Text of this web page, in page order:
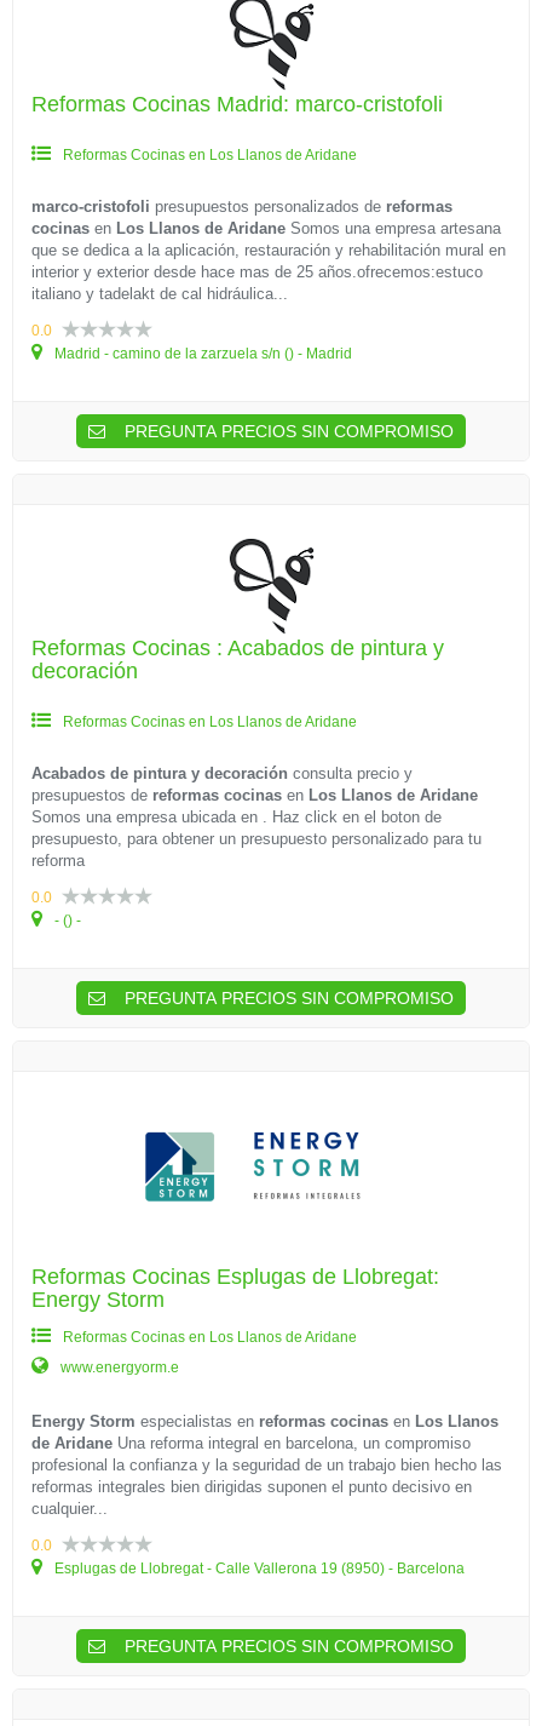
Reformas Cocinas Madrid: marco-cristofoli
Reformas Cocinas en Los Llanos de Aridane
marco-cristofoli presupuestos personalizados de reformas
cocinas en Los Llanos de Aridane Somos una empresa artesana
que se dedica a la aplicación, restauración y rehabilitación mural en
interior y exterior desde hace mas de 25 años.ofrecemos:estuco
italiano y tadelakt de cal hidráulica...
0.0
Madrid - camino de la zarzuela s/n () - Madrid
PREGUNTA PRECIOS SIN COMPROMISO
Reformas Cocinas : Acabados de pintura y
decoración
Reformas Cocinas en Los Llanos de Aridane
Acabados de pintura y decoración consulta precio y
presupuestos de reformas cocinas en Los Llanos de Aridane
Somos una empresa ubicada en . Haz click en el boton de
presupuesto, para obtener un presupuesto personalizado para tu
reforma
0.0
- () -
PREGUNTA PRECIOS SIN COMPROMISO
Reformas Cocinas Esplugas de Llobregat:
Energy Storm
Reformas Cocinas en Los Llanos de Aridane
www.energyorm.e
Energy Storm especialistas en reformas cocinas en Los Llanos
de Aridane Una reforma integral en barcelona, un compromiso
profesional la confianza y la seguridad de un trabajo bien hecho las
reformas integrales bien dirigidas suponen el punto decisivo en
cualquier...
0.0
Esplugas de Llobregat - Calle Vallerona 19 (8950) - Barcelona
PREGUNTA PRECIOS SIN COMPROMISO